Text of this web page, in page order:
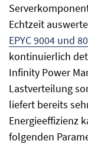
Echtzeit
EPYC 9004 und
kontinuierlich
Infinity Power
Lastverteilung
liefert bereits
Energieeffizienz
folgenden